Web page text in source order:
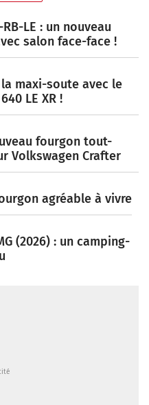
LE : un nouveau
salon face-face !
maxi-soute avec le
LE XR !
fourgon tout-
Volkswagen Crafter
agréable à vivre
(2026) : un camping-